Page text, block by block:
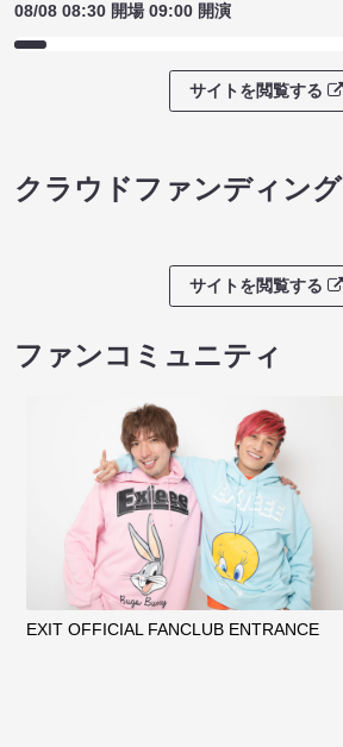
08/08 08:30 開場 09:00 開演
サイトを閲覧する
クラウドファンディング
サイトを閲覧する
ファンコミュニティ
EXIT OFFICIAL FANCLUB ENTRANCE